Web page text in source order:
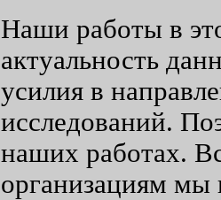
Наши работы в
актуальность
усилия в
исследований.
наших работах.
организациям мы